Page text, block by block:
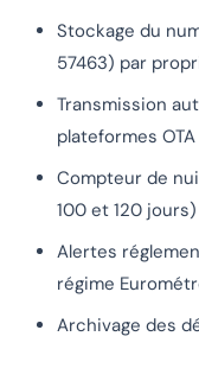
Stockage du
57463) par
Transmission
plateformes
Compteur de
100 et 120 jours)
Alertes
régime
Archivage des